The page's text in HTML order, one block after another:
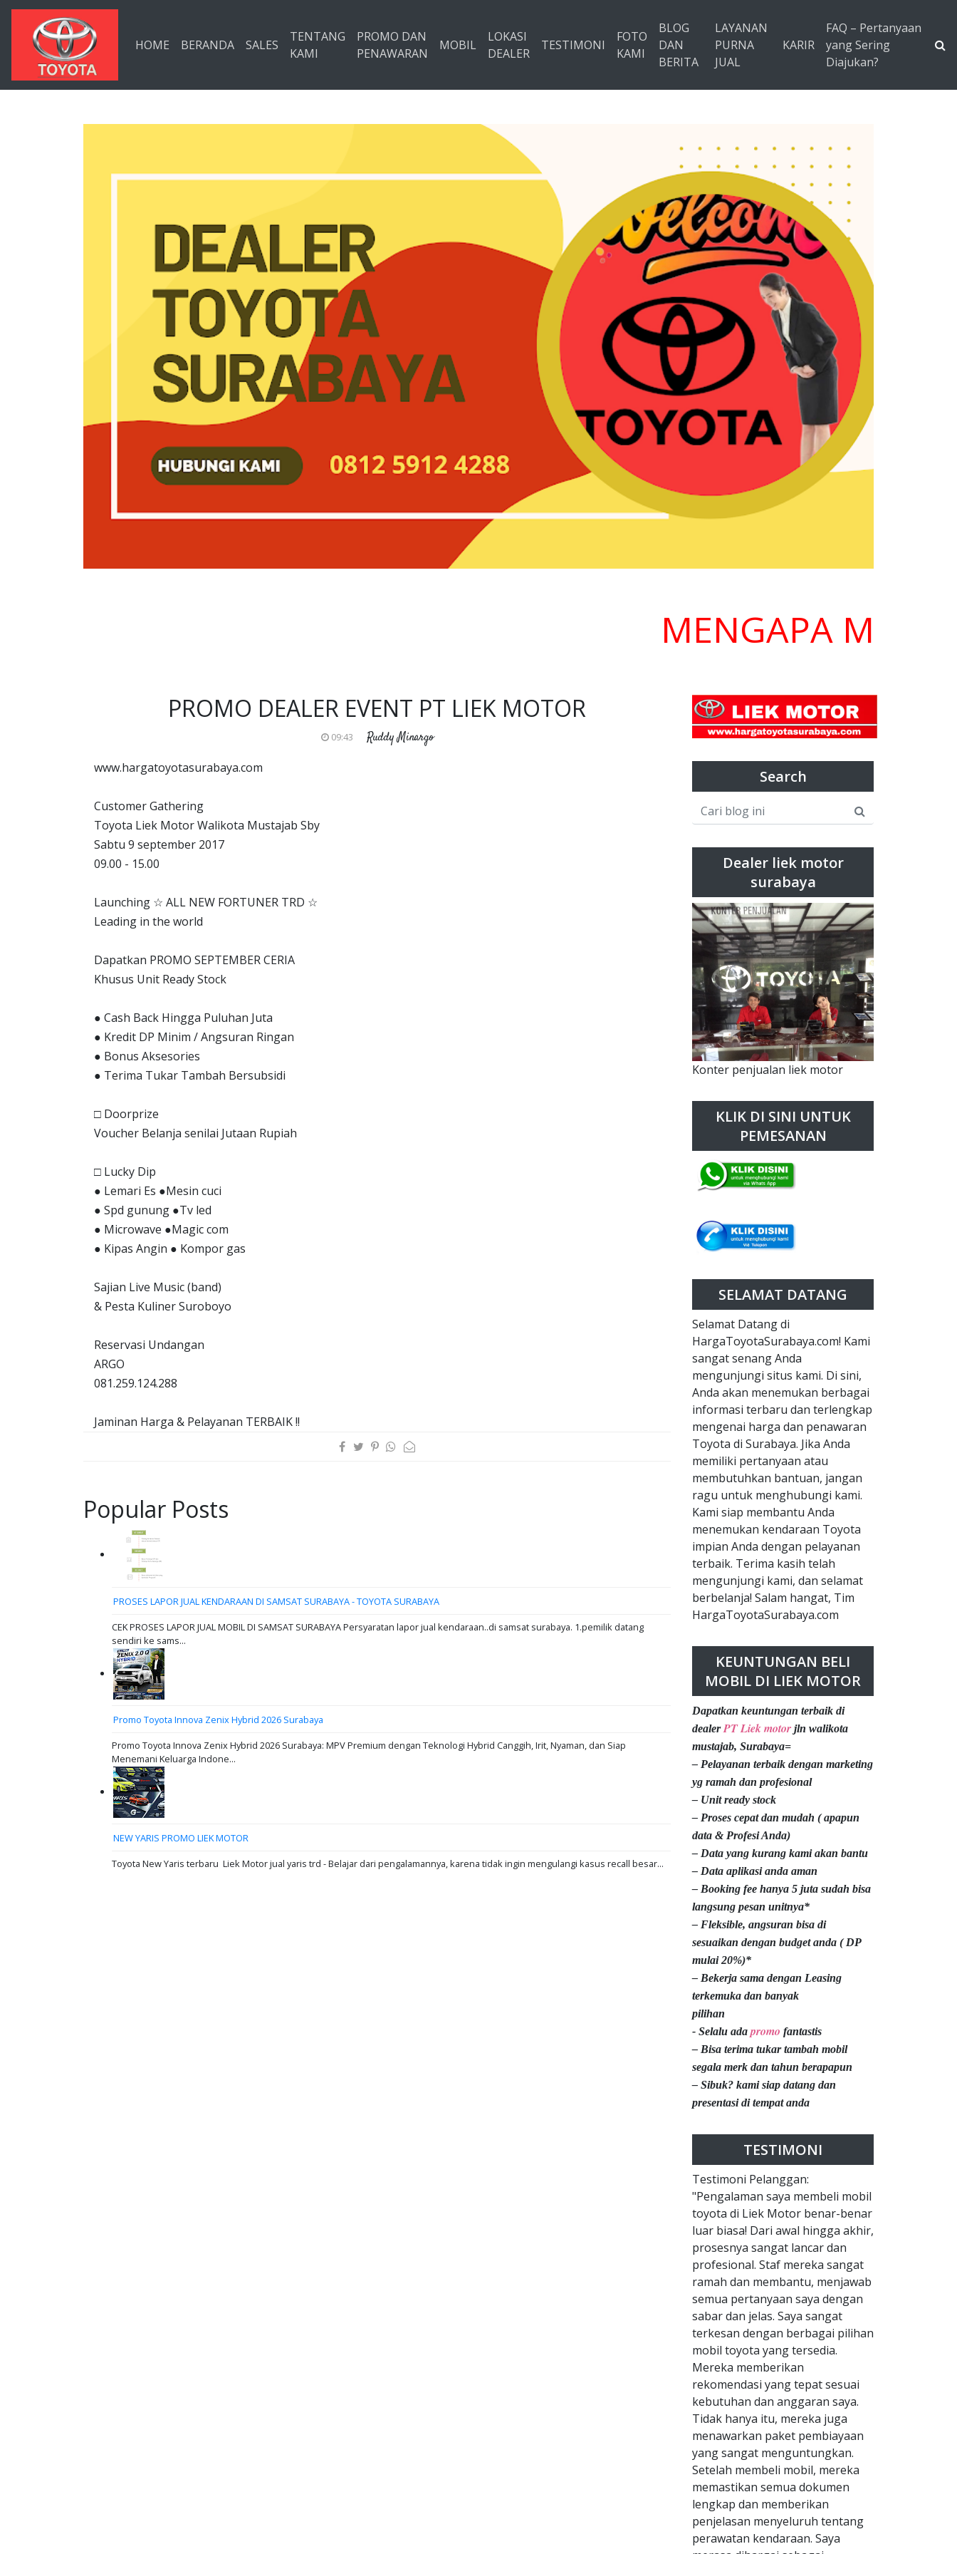
Langsung ke konten utama
HOME BERANDA SALES
TENTANG
KAMI
PROMO DAN
PENAWARAN
MOBIL
LOKASI
DEALER
TESTIMONI
FOTO
KAMI
BLOG
DAN
BERITA
LAYANAN
PURNA
JUAL
KARIR
FAQ – Pertanyaan
yang Sering
Diajukan?
MENGAPA
PROMO DEALER EVENT PT LIEK MOTOR
09:43 Ruddy Minargo
www.hargatoyotasurabaya.com
Customer Gathering
Toyota Liek Motor Walikota Mustajab Sby
Sabtu 9 september 2017
09.00 - 15.00
Launching ☆ ALL NEW FORTUNER TRD ☆
Leading in the world
Dapatkan PROMO SEPTEMBER CERIA
Khusus Unit Ready Stock
● Cash Back Hingga Puluhan Juta
● Kredit DP Minim / Angsuran Ringan
● Bonus Aksesories
● Terima Tukar Tambah Bersubsidi
□ Doorprize
Voucher Belanja senilai Jutaan Rupiah
□ Lucky Dip
● Lemari Es ●Mesin cuci
● Spd gunung ●Tv led
● Microwave ●Magic com
● Kipas Angin ● Kompor gas
Sajian Live Music (band)
& Pesta Kuliner Suroboyo
Reservasi Undangan
ARGO
081.259.124.288
Jaminan Harga & Pelayanan TERBAIK !!
Popular Posts
PROSES LAPOR JUAL KENDARAAN DI SAMSAT SURABAYA - TOYOTA SURABAYA
CEK PROSES LAPOR JUAL MOBIL DI SAMSAT SURABAYA Persyaratan lapor jual kendaraan..di samsat surabaya. 1.pemilik datang
sendiri ke sams...
Promo Toyota Innova Zenix Hybrid 2026 Surabaya
Promo Toyota Innova Zenix Hybrid 2026 Surabaya: MPV Premium dengan Teknologi Hybrid Canggih, Irit, Nyaman, dan Siap
Menemani Keluarga Indone...
NEW YARIS PROMO LIEK MOTOR
Toyota New Yaris terbaru Liek Motor jual yaris trd - Belajar dari pengalamannya, karena tidak ingin mengulangi kasus recall besar...
Search
Dealer liek motor
surabaya
Konter penjualan liek motor
KLIK DI SINI UNTUK
PEMESANAN
SELAMAT DATANG
Selamat Datang di
HargaToyotaSurabaya.com! Kami
sangat senang Anda
mengunjungi situs kami. Di sini,
Anda akan menemukan berbagai
informasi terbaru dan terlengkap
mengenai harga dan penawaran
Toyota di Surabaya. Jika Anda
memiliki pertanyaan atau
membutuhkan bantuan, jangan
ragu untuk menghubungi kami.
Kami siap membantu Anda
menemukan kendaraan Toyota
impian Anda dengan pelayanan
terbaik. Terima kasih telah
mengunjungi kami, dan selamat
berbelanja! Salam hangat, Tim
HargaToyotaSurabaya.com
KEUNTUNGAN BELI
MOBIL DI LIEK MOTOR
Dapatkan keuntungan terbaik di
dealerPT Liek motor jln walikota
mustajab, Surabaya=
– Pelayanan terbaik dengan marketing
yg ramah dan profesional
– Unit ready stock
– Proses cepat dan mudah ( apapun
data & Profesi Anda)
– Data yang kurang kami akan bantu
– Data aplikasi anda aman
– Booking fee hanya 5 juta sudah bisa
langsung pesan unitnya*
– Fleksible, angsuran bisa di
sesuaikan dengan budget anda ( DP
mulai 20%)*
– Bekerja sama dengan Leasing
terkemuka dan banyak
pilihan
- Selalu ada promo fantastis
– Bisa terima tukar tambah mobil
segala merk dan tahun berapapun
– Sibuk? kami siap datang dan
presentasi di tempat anda
TESTIMONI
Testimoni Pelanggan:
"Pengalaman saya membeli mobil
toyota di Liek Motor benar-benar
luar biasa! Dari awal hingga akhir,
prosesnya sangat lancar dan
profesional. Staf mereka sangat
ramah dan membantu, menjawab
semua pertanyaan saya dengan
sabar dan jelas. Saya sangat
terkesan dengan berbagai pilihan
mobil toyota yang tersedia.
Mereka memberikan
rekomendasi yang tepat sesuai
kebutuhan dan anggaran saya.
Tidak hanya itu, mereka juga
menawarkan paket pembiayaan
yang sangat menguntungkan.
Setelah membeli mobil, mereka
memastikan semua dokumen
lengkap dan memberikan
penjelasan menyeluruh tentang
perawatan kendaraan. Saya